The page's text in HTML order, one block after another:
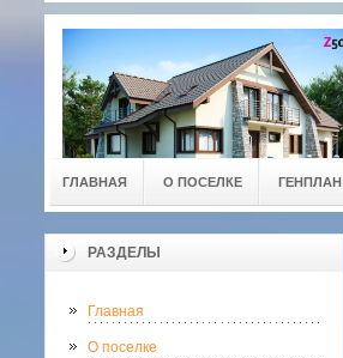
ГЛАВНАЯ О ПОСЕЛКЕ ГЕНПЛАН
РАЗДЕЛЫ
Главная
О поселке